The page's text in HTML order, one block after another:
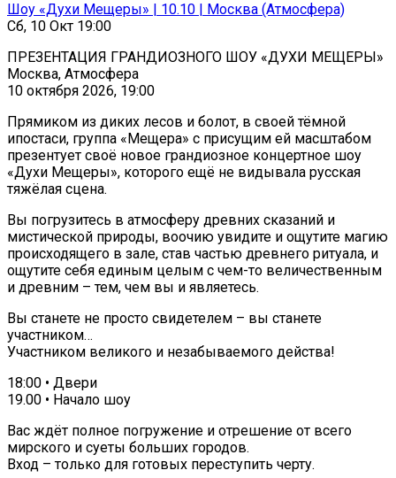
Шоу «Духи Мещеры» | 10.10 | Москва (Атмосфера)
Сб, 10 Окт 19:00
ПРЕЗЕНТАЦИЯ ГРАНДИОЗНОГО ШОУ «ДУХИ МЕЩЕРЫ»
Москва, Атмосфера
10 октября 2026, 19:00
Прямиком из диких лесов и болот, в своей тёмной
ипостаси, группа «Мещера» с присущим ей масштабом
презентует своё новое грандиозное концертное шоу
«Духи Мещеры», которого ещё не видывала русская
тяжёлая сцена.
Вы погрузитесь в атмосферу древних сказаний и
мистической природы, воочию увидите и ощутите магию
происходящего в зале, став частью древнего ритуала, и
ощутите себя единым целым с чем-то величественным
и древним – тем, чем вы и являетесь.
Вы станете не просто свидетелем – вы станете
участником…
Участником великого и незабываемого действа!
18:00 • Двери
19.00 • Начало шоу
Вас ждёт полное погружение и отрешение от всего
мирского и суеты больших городов.
Вход – только для готовых переступить черту.